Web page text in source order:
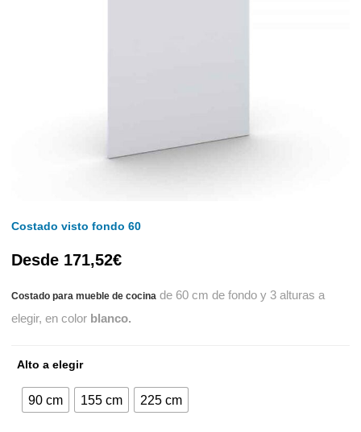
Costado visto fondo 60
Desde 171,52€
Costado para mueble de cocina de 60 cm de fondo y 3 alturas a
elegir, en color blanco.
Alto a elegir
90 cm 155 cm 225 cm